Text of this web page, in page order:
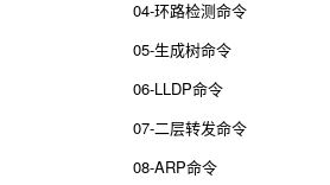
04-环路检测命令
05-生成树命令
06-LLDP命令
07-二层转发命令
08-ARP命令